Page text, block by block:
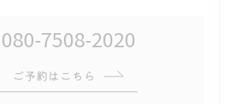
080-7508-2020
ご予約はこちら